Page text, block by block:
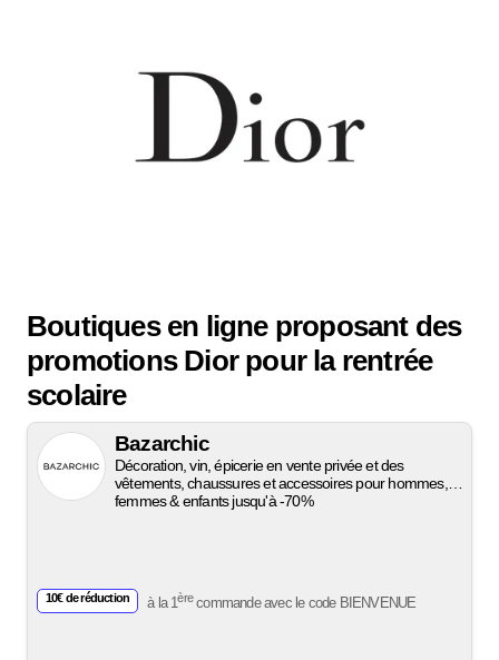
Boutiques en ligne proposant des
promotions Dior pour la rentrée
scolaire
Bazarchic
Décoration, vin, épicerie en vente privée et des
vêtements, chaussures et accessoires pour hommes,
femmes & enfants jusqu'à -70%
10€ de réduction à la 1èrecommande avec le code BIENVENUE